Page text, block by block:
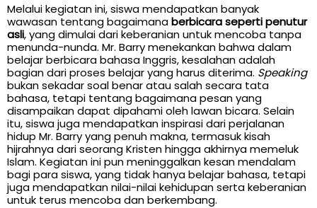
Melalui kegiatan ini, siswa mendapatkan banyak
wawasan tentang bagaimanaberbicara seperti penutur
asli, yang dimulai dari keberanian untuk mencoba tanpa
menunda-nunda. Mr. Barry menekankan bahwa dalam
belajar berbicara bahasa Inggris, kesalahan adalah
bagian dari proses belajar yang harus diterima. Speaking
bukan sekadar soal benar atau salah secara tata
bahasa, tetapi tentang bagaimana pesan yang
disampaikan dapat dipahami oleh lawan bicara. Selain
itu, siswa juga mendapatkan inspirasi dari perjalanan
hidup Mr. Barry yang penuh makna, termasuk kisah
hijrahnya dari seorang Kristen hingga akhirnya memeluk
Islam. Kegiatan ini pun meninggalkan kesan mendalam
bagi para siswa, yang tidak hanya belajar bahasa, tetapi
juga mendapatkan nilai-nilai kehidupan serta keberanian
untuk terus mencoba dan berkembang.